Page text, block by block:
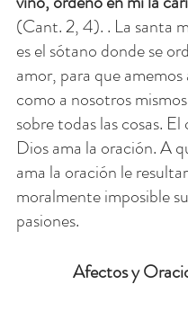
(Cant. 2, 4). . La santa
es el sótano donde se
amor, para que
como a nosotros
sobre todas las cosas. El
Dios ama la oración. A
ama la oración le
moralmente imposible
pasiones.
Afectos y